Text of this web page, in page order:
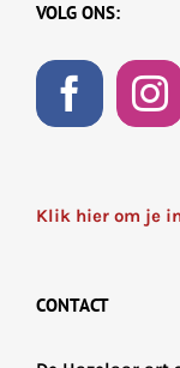
VOLG ONS:
Klik hier om je
CONTACT